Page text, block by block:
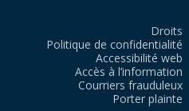
Droits
Politique de confidentialité
Accessibilité web
Accès à l’information
Courriers frauduleux
Porter plainte